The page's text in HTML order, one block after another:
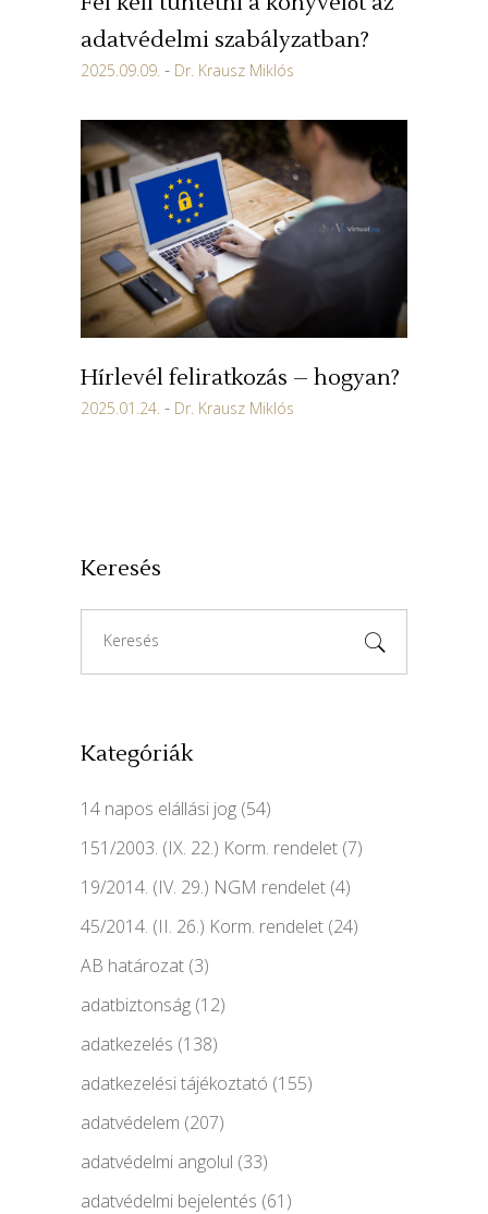
adatvédelmi szabályzatban?
2025.09.09. Dr. Krausz Miklós
Hírlevél feliratkozás – hogyan?
2025.01.24. Dr. Krausz Miklós
Keresés
for:
Kategóriák
14 napos elállási jog (54)
151/2003. (IX. 22.) Korm. rendelet (7)
19/2014. (IV. 29.) NGM rendelet (4)
45/2014. (II. 26.) Korm. rendelet (24)
AB határozat (3)
adatbiztonság (12)
adatkezelés (138)
adatkezelési tájékoztató (155)
adatvédelem (207)
adatvédelmi angolul (33)
adatvédelmi bejelentés (61)